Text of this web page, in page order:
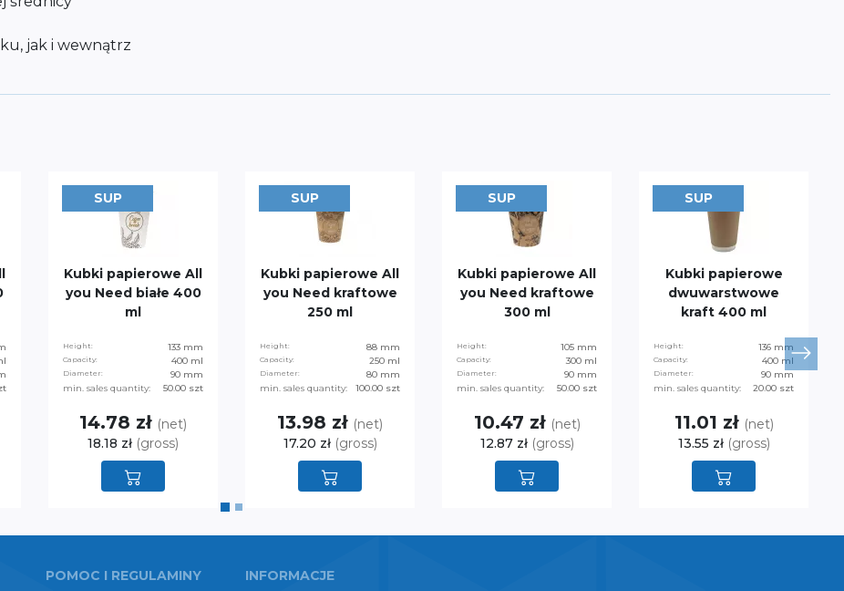
jak i wewnątrz
SUP
Kubki papierowe All
you Need białe 400
ml
Height: 133 mm
Capacity: 400 ml
Diameter:
90 mm
min. sales quantity:
50.00 szt
14.78 zł (net)
18.18 zł (gross)
SUP
Kubki papierowe All
you Need kraftowe
250 ml
Height: 88 mm
Capacity: 250 ml
Diameter:
80 mm
min. sales quantity:
100.00 szt
13.98 zł (net)
17.20 zł (gross)
SUP
Kubki papierowe All
you Need kraftowe
300 ml
Height: 105 mm
Capacity: 300 ml
Diameter:
90 mm
min. sales quantity:
50.00 szt
10.47 zł (net)
12.87 zł (gross)
SUP
Kubki papierowe
dwuwarstwowe
kraft 400 ml
Height: 136 mm
Capacity: 400 ml
Diameter:
90 mm
min. sales quantity:
20.00 szt
11.01 zł (net)
13.55 zł (gross)
POMOC I REGULAMINY INFORMACJE